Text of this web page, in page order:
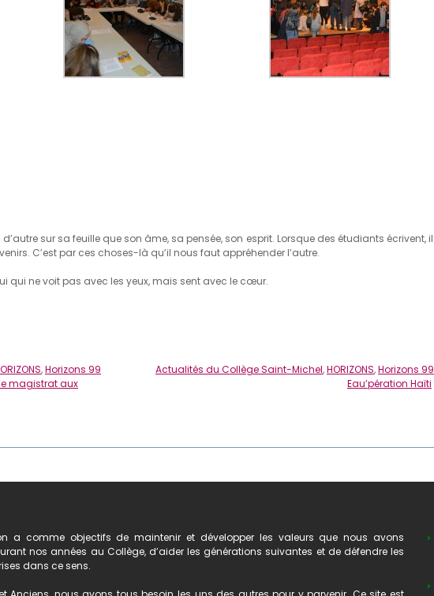
sur sa feuille que son âme, sa pensée, son esprit. Lorsque des étudiants écrivent,
C’est par ces choses-là qu’il nous faut appréhender l’autre.
qui ne voit pas avec les yeux, mais sent avec le cœur.
,Horizons 99
magistrat aux
Actualités du Collège Saint-Michel,HORIZONS,Horizons 99
Eau’pération Haïti
a comme objectifs de maintenir et développer les valeurs que nous avons
nos années au Collège, d’aider les générations suivantes et de défendre les
dans ce sens.